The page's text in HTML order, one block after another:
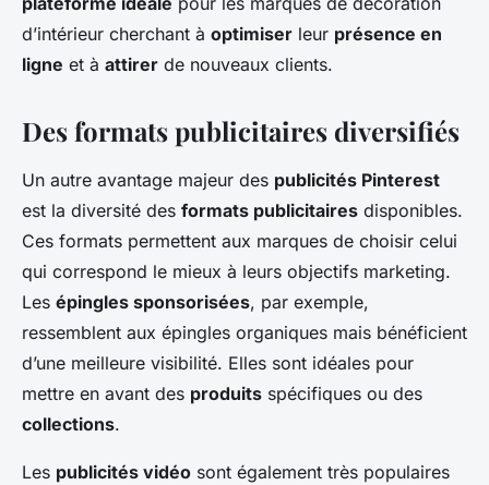
d’intérieur cherchant à optimiser leur présence en
ligne et à attirer de nouveaux clients.
Des formats publicitaires diversifiés
Un autre avantage majeur des publicités Pinterest
est la diversité des formats publicitaires disponibles.
Ces formats permettent aux marques de choisir celui
qui correspond le mieux à leurs objectifs marketing.
Les épingles sponsorisées, par exemple,
ressemblent aux épingles organiques mais bénéficient
d’une meilleure visibilité. Elles sont idéales pour
mettre en avant des produits spécifiques ou des
collections.
Les publicités vidéo sont également très populaires